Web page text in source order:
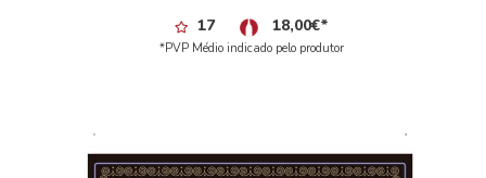
17 18,00€*
*PVP Médio indicado pelo produtor